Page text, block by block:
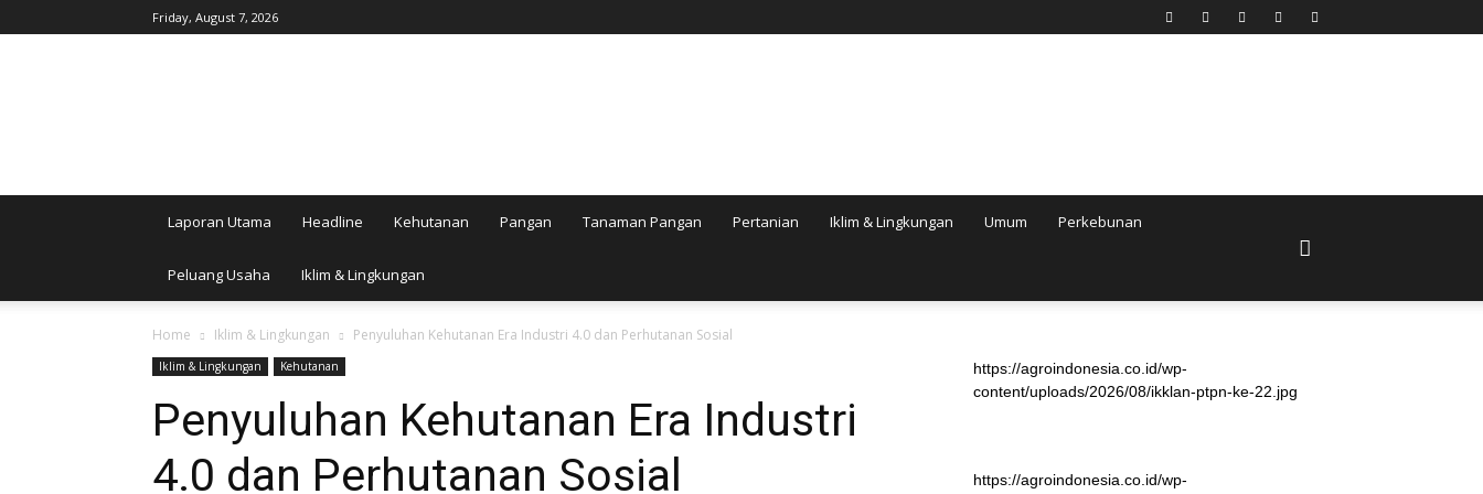
Friday, August 7, 2026
Laporan Utama Headline Kehutanan Pangan Tanaman Pangan Pertanian Iklim & Lingkungan Umum Perkebunan
Peluang Usaha Iklim & Lingkungan
Home Iklim & Lingkungan Penyuluhan Kehutanan Era Industri 4.0 dan Perhutanan Sosial
Iklim & Lingkungan Kehutanan
Penyuluhan Kehutanan Era Industri
4.0 dan Perhutanan Sosial
https://agroindonesia.co.id/wp-
content/uploads/2026/08/ikklan-ptpn-ke-22.jpg
https://agroindonesia.co.id/wp-